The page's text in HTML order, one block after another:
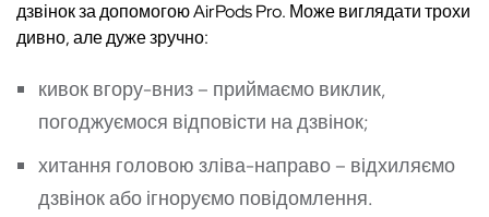
дзвінок за допомогою AirPods Pro. Може виглядати трохи
дивно, але дуже зручно:
кивок вгору-вниз – приймаємо виклик,
погоджуємося відповісти на дзвінок;
хитання головою зліва-направо – відхиляємо
дзвінок або ігноруємо повідомлення.